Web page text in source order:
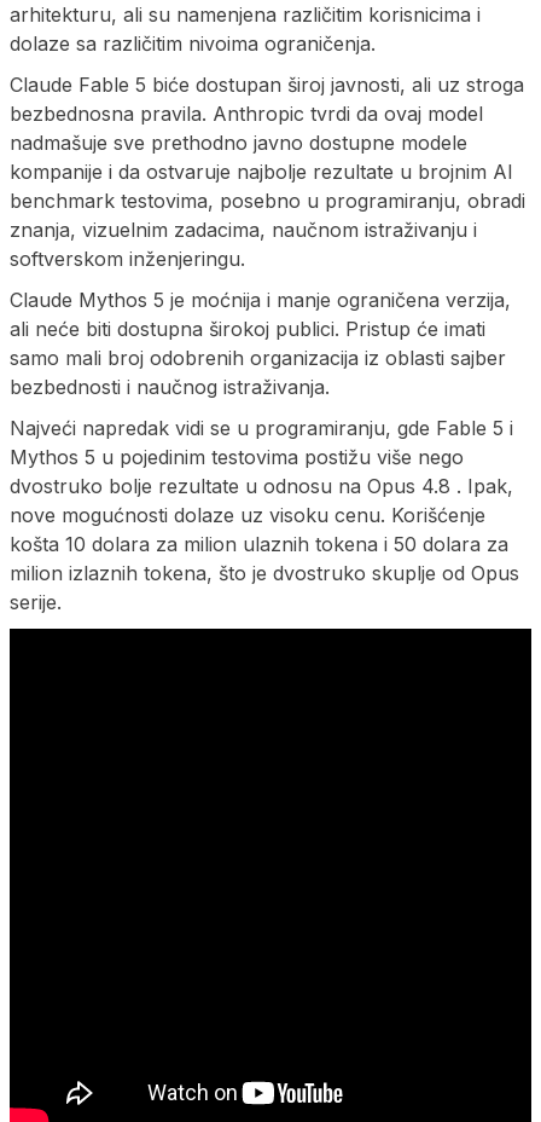
arhitekturu, ali su namenjena različitim korisnicima i
dolaze sa različitim nivoima ograničenja.
Claude Fable 5 biće dostupan široj javnosti, ali uz stroga
bezbednosna pravila. Anthropic tvrdi da ovaj model
nadmašuje sve prethodno javno dostupne modele
kompanije i da ostvaruje najbolje rezultate u brojnim AI
benchmark testovima, posebno u programiranju, obradi
znanja, vizuelnim zadacima, naučnom istraživanju i
softverskom inženjeringu.
Claude Mythos 5 je moćnija i manje ograničena verzija,
ali neće biti dostupna širokoj publici. Pristup će imati
samo mali broj odobrenih organizacija iz oblasti sajber
bezbednosti i naučnog istraživanja.
Najveći napredak vidi se u programiranju, gde Fable 5 i
Mythos 5 u pojedinim testovima postižu više nego
dvostruko bolje rezultate u odnosu na Opus 4.8 . Ipak,
nove mogućnosti dolaze uz visoku cenu. Korišćenje
košta 10 dolara za milion ulaznih tokena i 50 dolara za
milion izlaznih tokena, što je dvostruko skuplje od Opus
serije.